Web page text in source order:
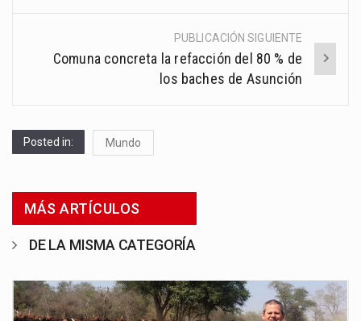
PUBLICACIÓN SIGUIENTE
Comuna concreta la refacción del 80 % de
los baches de Asunción
Posted in: Mundo
MÁS ARTÍCULOS
DE LA MISMA CATEGORÍA